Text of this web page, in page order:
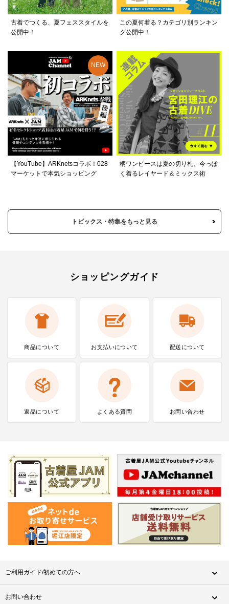
古着でつくる、夏フェススタイルを
公開中！
この夏何着る？カテゴリ別ランキン
グ公開中！
【YouTube】ARKnetsコラボ！028
マーケットで本気ショッピング
柄ワンピースは夏の切り札、今っぽ
く着るレイヤード＆ミックス術
トピックス・特集をもっと見る
ショッピングガイド
商品について お支払いについて 配送について
返品について よくある質問 お問い合わせ
ご利用ガイド/初めての方へ
お問い合わせ